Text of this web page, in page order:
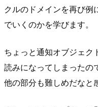
クルのドメインを再び例
でいくのかを学びます。
ちょっと通知オブジェク
読みになってしまったの
他の部分も難しめだなと